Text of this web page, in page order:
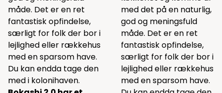
måde. Det er en ret
fantastisk opfindelse,
særligt for folk der bor i
lejlighed eller rækkehus
med en sparsom have.
Du kan endda tage den
med i kolonihaven.
med det på en naturlig,
god og meningsfuld
måde. Det er en ret
fantastisk opfindelse,
særligt for folk der bor i
lejlighed eller rækkehus
med en sparsom have.